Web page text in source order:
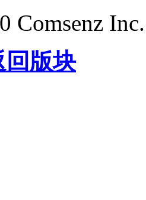
Comsenz Inc.
回版块